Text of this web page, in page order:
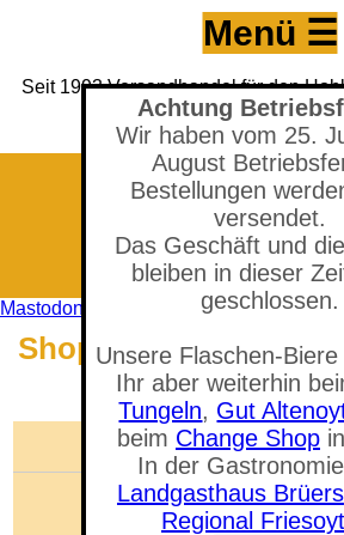
Achtung
Wir haben vom 25.
August
Bestellungen
versendet.
Das Geschäft und
bleiben in dieser
geschlossen.
Unsere Flaschen-
Ihr aber weiterhin
Tungeln, Gut
beim Change Shop
In der
Landgasthaus Brüers
Regional
Seit 1993 Versandhandel für den
Brauerei seit 2017
(Neuer) Tungeler Krug
Menü ☰
Mastodon
Shop - East Kent
5 %
Sie befinden sich in der
🛒 Warenkorb
Anzahl der Artikel: 0
Gesamtwert: 0,00 €